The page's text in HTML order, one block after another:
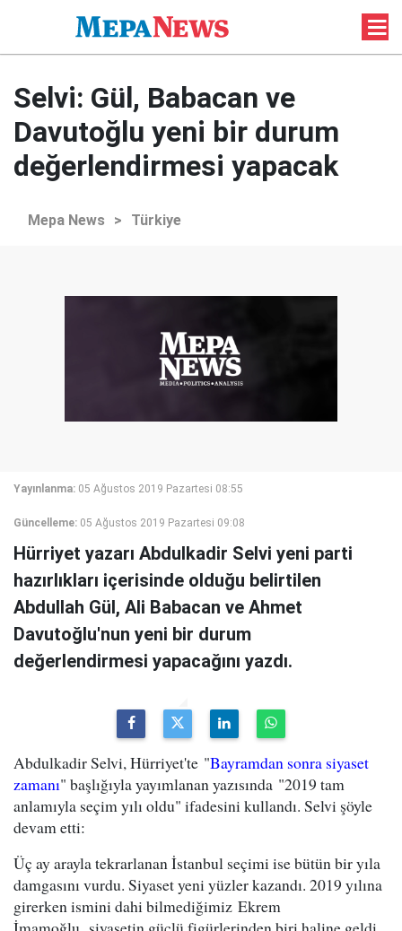
Selvi: Gül, Babacan ve
Davutoğlu yeni bir durum
değerlendirmesi yapacak
Mepa News > Türkiye
Yayınlanma: 05 Ağustos 2019 Pazartesi 08:55
Güncelleme: 05 Ağustos 2019 Pazartesi 09:08
Hürriyet yazarı Abdulkadir Selvi yeni parti
hazırlıkları içerisinde olduğu belirtilen
Abdullah Gül, Ali Babacan ve Ahmet
Davutoğlu'nun yeni bir durum
değerlendirmesi yapacağını yazdı.
Abdulkadir Selvi, Hürriyet'te "Bayramdan sonra siyaset
zamanı" başlığıyla yayımlanan yazısında "2019 tam
anlamıyla seçim yılı oldu" ifadesini kullandı. Selvi şöyle
devam etti:
Üç ay arayla tekrarlanan İstanbul seçimi ise bütün bir yıla
damgasını vurdu. Siyaset yeni yüzler kazandı. 2019 yılına
girerken ismini dahi bilmediğimiz Ekrem